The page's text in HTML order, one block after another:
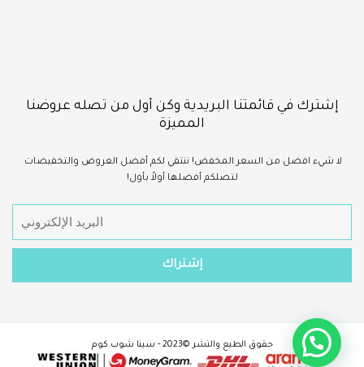
إشترك في قائمتنا البريدية وكن أول من تصله عروضنا
المميزة
لا شيء افضل من السعر المخفض! ننتقي لكم أفضل العروض والتخفيضات
لتصلكم أفضلها أولاً بأول!
حقوق الطبع والنشر ©2023 - سينا شوب.كوم